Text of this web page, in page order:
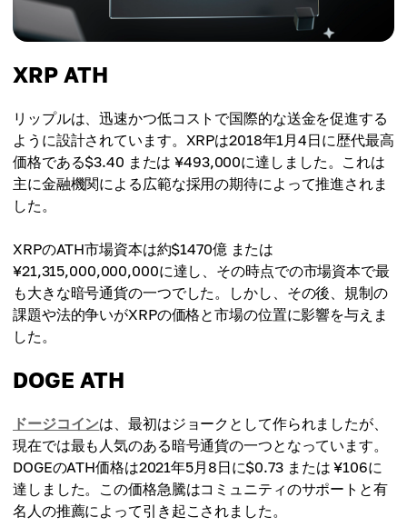
XRP ATH
リップルは、迅速かつ低コストで国際的な送金を促進する
ように設計されています。XRPは2018年1月4日に歴代最高
価格である$3.40 または ¥493,000に達しました。これは
主に金融機関による広範な採用の期待によって推進されま
した。
XRPのATH市場資本は約$1470億 または
¥21,315,000,000,000に達し、その時点での市場資本で最
も大きな暗号通貨の一つでした。しかし、その後、規制の
課題や法的争いがXRPの価格と市場の位置に影響を与えま
した。
DOGE ATH
ドージコインは、最初はジョークとして作られましたが、
現在では最も人気のある暗号通貨の一つとなっています。
DOGEのATH価格は2021年5月8日に$0.73 または ¥106に
達しました。この価格急騰はコミュニティのサポートと有
名人の推薦によって引き起こされました。